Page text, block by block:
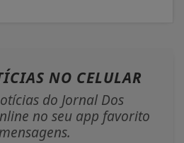
NO CELULAR
do Jornal Dos
no seu app favorito